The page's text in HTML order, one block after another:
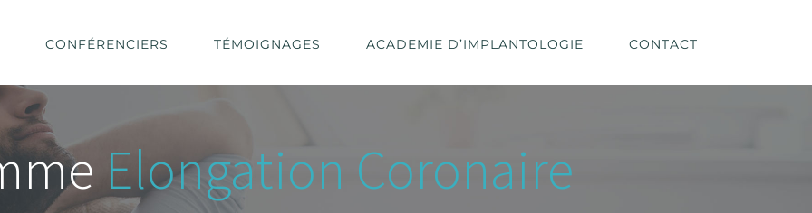
CONFÉRENCIERS TÉMOIGNAGES ACADEMIE D’IMPLANTOLOGIE CONTACT
Elongation Coronaire